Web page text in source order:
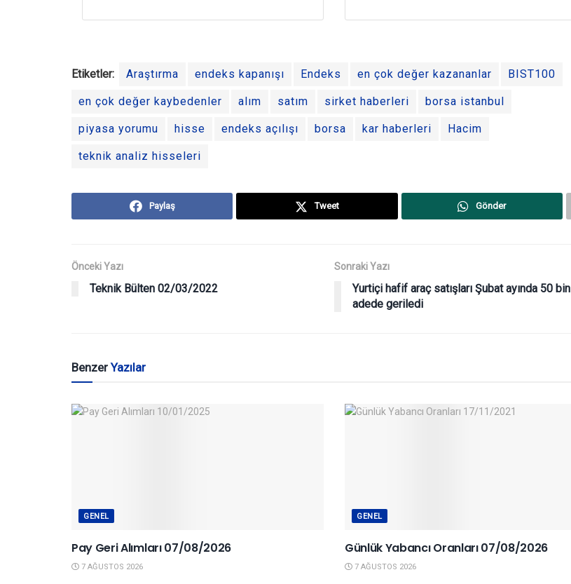
Etiketler: Araştırma endeks kapanışı Endeks en çok değer kazananlar BIST100
en çok değer kaybedenler alım satım sirket haberleri borsa istanbul
piyasa yorumu hisse endeks açılışı borsa kar haberleri Hacim
teknik analiz hisseleri
Paylaş Tweet Gönder
Önceki Yazı
Teknik Bülten 02/03/2022
Sonraki Yazı
Yurtiçi hafif araç satışları Şubat ayında 50 bin
adede geriledi
BenzerYazılar
GENEL
Pay Geri Alımları 07/08/2026
7 AĞUSTOS 2026
GENEL
Günlük Yabancı Oranları 07/08/2026
7 AĞUSTOS 2026